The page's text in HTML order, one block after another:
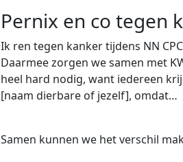
Pernix en co tegen
Ik ren tegen kanker tijdens NN
Daarmee zorgen we samen met
heel hard nodig, want iedereen
[naam dierbare of jezelf], omdat…
Samen kunnen we het verschil